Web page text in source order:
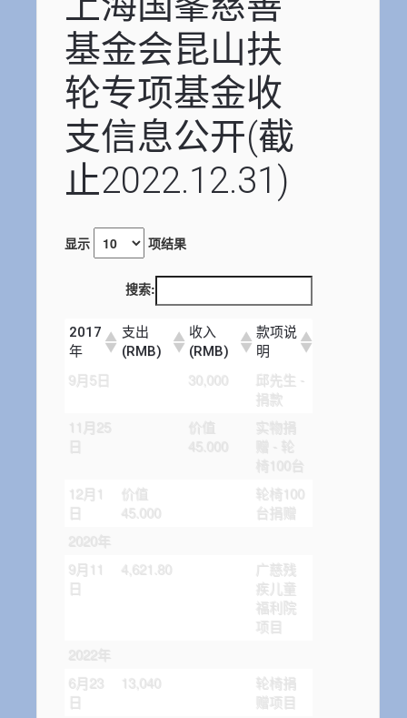
基金会昆山扶
轮专项基金收
支信息公开(截
止2022.12.31)
显示 项结果
搜索:
2017
年
支出
(RMB)
收入
(RMB)
款项说
明
9月5日 30,000
邱先生 -
捐款
45.000
12月1
日
价值
45.000
轮椅100
台捐赠
9月11
日
4,621.80
广慈残
疾儿童
福利院
项目
6月23
日
13,040
轮椅捐
赠项目